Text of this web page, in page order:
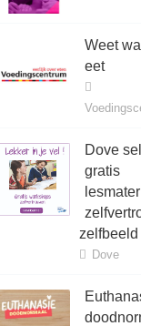
Weet
eet
Dove
gratis
zelfbeeld
Dove